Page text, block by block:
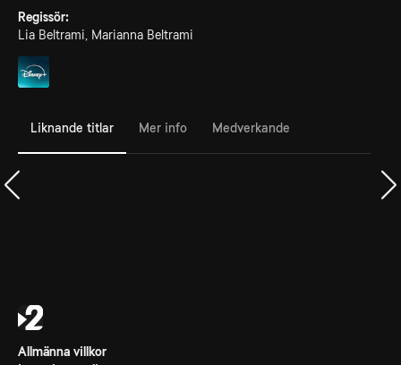
Regissör:
Lia Beltrami, Marianna Beltrami
Liknande titlar Mer info Medverkande
Allmänna villkor